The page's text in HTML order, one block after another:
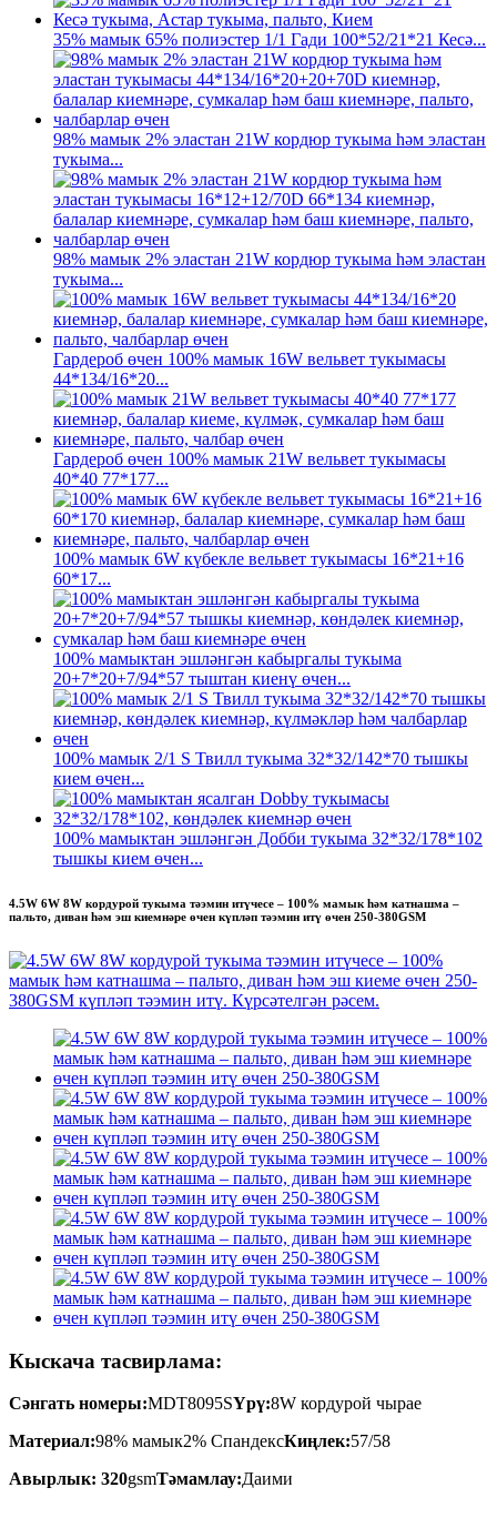
35% мамык 65% полиэстер 1/1 Гади 100*52/21*21 Кесә...
98% мамык 2% эластан 21W кордюр тукыма һәм эластан
тукыма...
98% мамык 2% эластан 21W кордюр тукыма һәм эластан
тукыма...
Гардероб өчен 100% мамык 16W вельвет тукымасы
44*134/16*20...
Гардероб өчен 100% мамык 21W вельвет тукымасы
40*40 77*177...
100% мамык 6W күбекле вельвет тукымасы 16*21+16
60*17...
100% мамыктан эшләнгән кабыргалы тукыма
20+7*20+7/94*57 тыштан киенү өчен...
100% мамык 2/1 S Твилл тукыма 32*32/142*70 тышкы
кием өчен...
100% мамыктан эшләнгән Добби тукыма 32*32/178*102
тышкы кием өчен...
4.5W 6W 8W кордурой тукыма тәэмин итүчесе – 100% мамык һәм катнашма –
пальто, диван һәм эш киемнәре өчен күпләп тәэмин итү өчен 250-380GSM
Кыскача тасвирлама:
Сәнгать номеры:MDT8095SҮрү:8W кордурой чырае
Материал:98% мамык2% СпандексКиңлек:57/58
Авырлык: 320gsmТәмамлау:Даими